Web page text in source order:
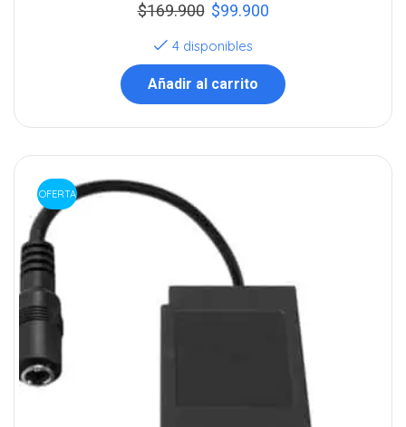
$169.900 $99.900
4 disponibles
Añadir al carrito
OFERTA